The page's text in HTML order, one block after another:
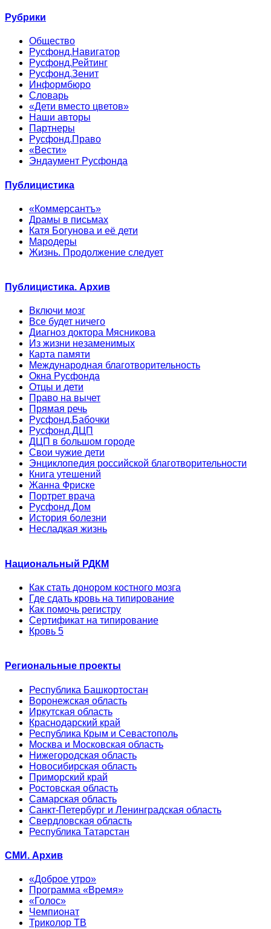
Рубрики
Общество
Русфонд.Навигатор
Русфонд.Рейтинг
Русфонд.Зенит
Информбюро
Словарь
«Дети вместо цветов»
Наши авторы
Партнеры
Русфонд.Право
«Вести»
Эндаумент Русфонда
Публицистика
«Коммерсантъ»
Драмы в письмах
Катя Богунова и её дети
Мародеры
Жизнь. Продолжение следует
Публицистика. Архив
Включи мозг
Все будет ничего
Диагноз доктора Мясникова
Из жизни незаменимых
Карта памяти
Международная благотворительность
Окна Русфонда
Отцы и дети
Право на вычет
Прямая речь
Русфонд.Бабочки
Русфонд.ДЦП
ДЦП в большом городе
Свои чужие дети
Энциклопедия российской благотворительности
Книга утешений
Жанна Фриске
Портрет врача
Русфонд.Дом
История болезни
Несладкая жизнь
Национальный РДКМ
Как стать донором костного мозга
Где сдать кровь на типирование
Как помочь регистру
Сертификат на типирование
Кровь 5
Региональные проекты
Республика Башкортостан
Воронежская область
Иркутская область
Краснодарский край
Республика Крым и Севастополь
Москва и Московская область
Нижегородская область
Новосибирская область
Приморский край
Ростовская область
Самарская область
Санкт-Петербург и Ленинградская область
Свердловская область
Республика Татарстан
СМИ. Архив
«Доброе утро»
Программа «Время»
«Голос»
Чемпионат
Триколор ТВ